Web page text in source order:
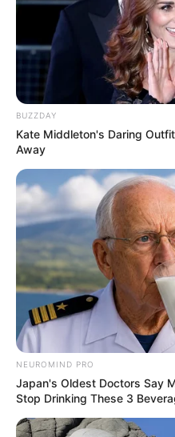
Still mothers
BUZZDAY
Kate Middleton's Daring
Away
NEUROMIND PRO
Japan's Oldest Doctors Say
Stop Drinking These 3